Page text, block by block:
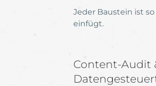
Jeder Baustein ist
einfügt.
Content-Audit